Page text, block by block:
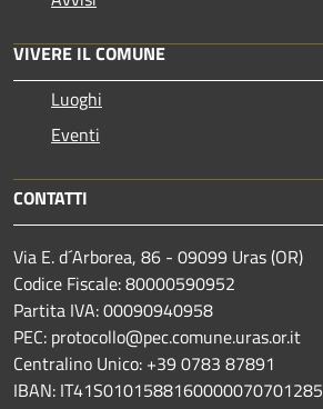
VIVERE IL COMUNE
Luoghi
Eventi
CONTATTI
Via E. d´Arborea, 86 - 09099 Uras (OR)
Codice Fiscale: 80000590952
Partita IVA: 00090940958
PEC: protocollo@pec.comune.uras.or.it
Centralino Unico: +39 0783 87891
IBAN: IT41S0101588160000070701285